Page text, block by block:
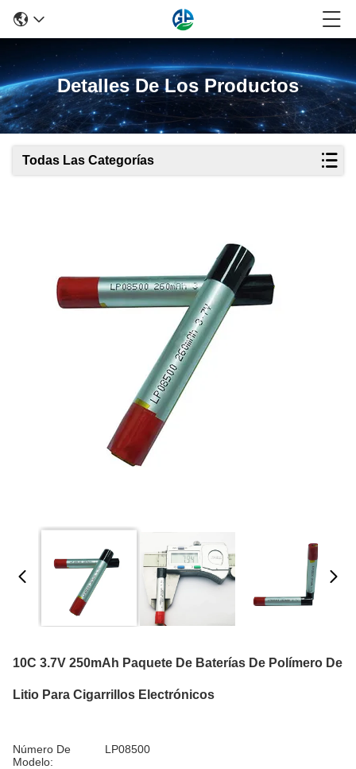
Detalles De Los Productos
Todas Las Categorías
10C 3.7V 250mAh Paquete De Baterías De Polímero De
Litio Para Cigarrillos Electrónicos
Número De
Modelo:
LP08500